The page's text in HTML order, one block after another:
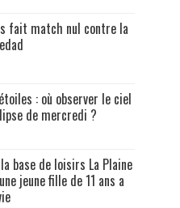
fait match nul contre la
: où observer le ciel
de mercredi ?
base de loisirs La Plaine
jeune fille de 11 ans a